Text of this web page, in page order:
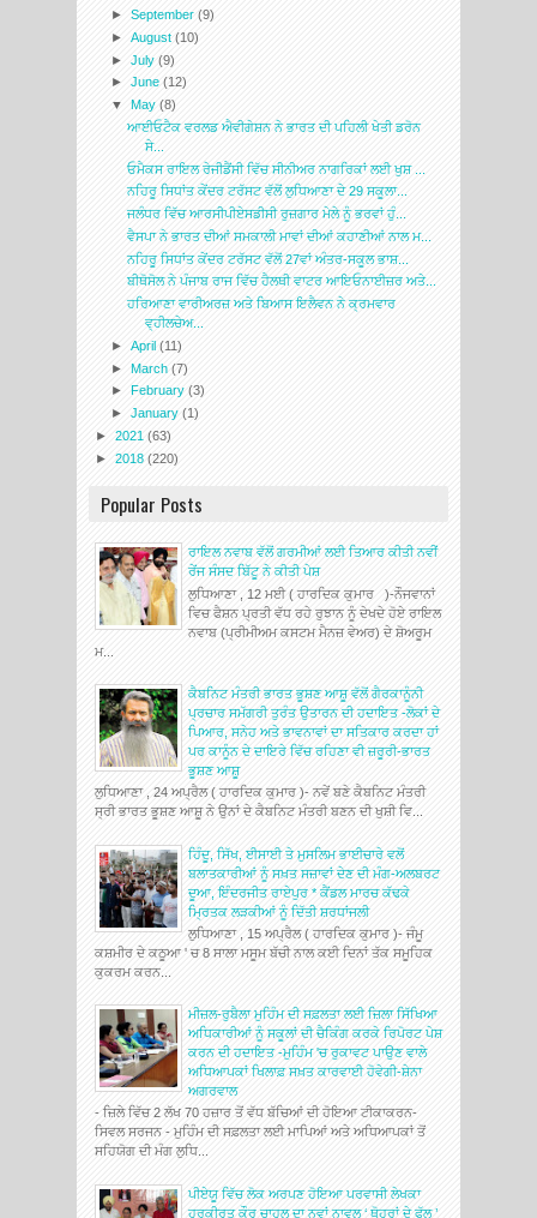
►September(9)
►August(10)
►July(9)
►June(12)
▼ May(8)
ਆਈਓਟੈਕ ਵਰਲਡ ਐਵੀਗੇਸ਼ਨ ਨੇ ਭਾਰਤ ਦੀ ਪਹਿਲੀ ਖੇਤੀ ਡਰੋਨ
ਸੇ...
ਓਮੈਕਸ ਰਾਇਲ ਰੇਜੀਡੈਂਸੀ ਵਿੱਚ ਸੀਨੀਅਰ ਨਾਗਰਿਕਾਂ ਲਈ ਖੁਸ਼ ...
ਨਹਿਰੂ ਸਿਧਾਂਤ ਕੇਂਦਰ ਟਰੱਸਟ ਵੱਲੋਂ ਲੁਧਿਆਣਾ ਦੇ 29 ਸਕੂਲਾ...
ਜਲੰਧਰ ਵਿੱਚ ਆਰਸੀਪੀਏਸਡੀਸੀ ਰੁਜ਼ਗਾਰ ਮੇਲੇ ਨੂੰ ਭਰਵਾਂ ਹੁੰ...
ਵੈਸਪਾ ਨੇ ਭਾਰਤ ਦੀਆਂ ਸਮਕਾਲੀ ਮਾਵਾਂ ਦੀਆਂ ਕਹਾਣੀਆਂ ਨਾਲ ਮ...
ਨਹਿਰੂ ਸਿਧਾਂਤ ਕੇਂਦਰ ਟਰੱਸਟ ਵੱਲੋਂ 27ਵਾਂ ਅੰਤਰ-ਸਕੂਲ ਭਾਸ਼...
ਬੀਥੋਸੋਲ ਨੇ ਪੰਜਾਬ ਰਾਜ ਵਿੱਚ ਹੈਲਥੀ ਵਾਟਰ ਆਇਓਨਾਈਜ਼ਰ ਅਤੇ...
ਹਰਿਆਣਾ ਵਾਰੀਅਰਜ਼ ਅਤੇ ਬਿਆਸ ਇਲੈਵਨ ਨੇ ਕ੍ਰਮਵਾਰ
ਵ੍ਹੀਲਚੇਅ...
►April(11)
►March(7)
►
February(3)
►January(1)
► 2021 (63)
► 2018 (220)
Popular Posts
ਰਾਇਲ ਨਵਾਬ ਵੱਲੋਂ ਗਰਮੀਆਂ ਲਈ ਤਿਆਰ ਕੀਤੀ ਨਵੀਂ
ਰੇਂਜ ਸੰਸਦ ਬਿੱਟੂ ਨੇ ਕੀਤੀ ਪੇਸ਼
ਲੁਧਿਆਣਾ , 12 ਮਈ ( ਹਾਰਦਿਕ ਕੁਮਾਰ )-ਨੌਜਵਾਨਾਂ
ਵਿਚ ਫੈਸ਼ਨ ਪ੍ਰਤੀ ਵੱਧ ਰਹੇ ਰੁਝਾਨ ਨੂੰ ਦੇਖਦੇ ਹੋਏ ਰਾਇਲ
ਨਵਾਬ (ਪ੍ਰੀਮੀਅਮ ਕਸਟਮ ਮੈਨਜ਼ ਵੇਅਰ) ਦੇ ਸ਼ੋਅਰੂਮ
ਮ...
ਕੈਬਨਿਟ ਮੰਤਰੀ ਭਾਰਤ ਭੂਸ਼ਣ ਆਸ਼ੂ ਵੱਲੋਂ ਗੈਰਕਾਨੂੰਨੀ
ਪ੍ਰਚਾਰ ਸਮੱਗਰੀ ਤੁਰੰਤ ਉਤਾਰਨ ਦੀ ਹਦਾਇਤ -ਲੋਕਾਂ ਦੇ
ਪਿਆਰ, ਸਨੇਹ ਅਤੇ ਭਾਵਨਾਵਾਂ ਦਾ ਸਤਿਕਾਰ ਕਰਦਾ ਹਾਂ
ਪਰ ਕਾਨੂੰਨ ਦੇ ਦਾਇਰੇ ਵਿੱਚ ਰਹਿਣਾ ਵੀ ਜ਼ਰੂਰੀ-ਭਾਰਤ
ਭੂਸ਼ਣ ਆਸ਼ੂ
ਲੁਧਿਆਣਾ , 24 ਅਪ੍ਰੈਲ ( ਹਾਰਦਿਕ ਕੁਮਾਰ )- ਨਵੇਂ ਬਣੇ ਕੈਬਨਿਟ ਮੰਤਰੀ
ਸ੍ਰੀ ਭਾਰਤ ਭੂਸ਼ਣ ਆਸ਼ੂ ਨੇ ਉਨਾਂ ਦੇ ਕੈਬਨਿਟ ਮੰਤਰੀ ਬਣਨ ਦੀ ਖੁਸ਼ੀ ਵਿ...
ਹਿੰਦੂ, ਸਿੱਖ, ਈਸਾਈ ਤੇ ਮੁਸਲਿਮ ਭਾਈਚਾਰੇ ਵਲੋਂ
ਬਲਾਤਕਾਰੀਆਂ ਨੂੰ ਸਖ਼ਤ ਸਜ਼ਾਵਾਂ ਦੇਣ ਦੀ ਮੰਗ-ਅਲਬਰਟ
ਦੂਆ, ਇੰਦਰਜੀਤ ਰਾਏਪੁਰ * ਕੈਂਡਲ ਮਾਰਚ ਕੱਢਕੇ
ਮ੍ਰਿਤਕ ਲੜਕੀਆਂ ਨੂੰ ਦਿੱਤੀ ਸ਼ਰਧਾਂਜਲੀ
ਲੁਧਿਆਣਾ , 15 ਅਪ੍ਰੈਲ ( ਹਾਰਦਿਕ ਕੁਮਾਰ )- ਜੰਮੂ
ਕਸ਼ਮੀਰ ਦੇ ਕਠੂਆ ' ਚ 8 ਸਾਲਾ ਮਸੂਮ ਬੱਚੀ ਨਾਲ ਕਈ ਦਿਨਾਂ ਤੱਕ ਸਮੂਹਿਕ
ਕੁਕਰਮ ਕਰਨ...
ਮੀਜ਼ਲ-ਰੁਬੈਲਾ ਮੁਹਿੰਮ ਦੀ ਸਫ਼ਲਤਾ ਲਈ ਜ਼ਿਲਾ ਸਿੱਖਿਆ
ਅਧਿਕਾਰੀਆਂ ਨੂੰ ਸਕੂਲਾਂ ਦੀ ਚੈਕਿੰਗ ਕਰਕੇ ਰਿਪੋਰਟ ਪੇਸ਼
ਕਰਨ ਦੀ ਹਦਾਇਤ -ਮੁਹਿੰਮ 'ਚ ਰੁਕਾਵਟ ਪਾਉਣ ਵਾਲੇ
ਅਧਿਆਪਕਾਂ ਖਿਲਾਫ਼ ਸਖ਼ਤ ਕਾਰਵਾਈ ਹੋਵੇਗੀ-ਸ਼ੇਨਾ
ਅਗਰਵਾਲ
- ਜ਼ਿਲੇ ਵਿੱਚ 2 ਲੱਖ 70 ਹਜ਼ਾਰ ਤੋਂ ਵੱਧ ਬੱਚਿਆਂ ਦੀ ਹੋਇਆ ਟੀਕਾਕਰਨ-
ਸਿਵਲ ਸਰਜਨ - ਮੁਹਿੰਮ ਦੀ ਸਫ਼ਲਤਾ ਲਈ ਮਾਪਿਆਂ ਅਤੇ ਅਧਿਆਪਕਾਂ ਤੋਂ
ਸਹਿਯੋਗ ਦੀ ਮੰਗ ਲੁਧਿ...
ਪੀਏਯੂ ਵਿੱਚ ਲੋਕ ਅਰਪਣ ਹੋਇਆ ਪਰਵਾਸੀ ਲੇਖਕਾ
ਹਰਕੀਰਤ ਕੌਰ ਚਾਹਲ ਦਾ ਨਵਾਂ ਨਾਵਲ ‘ ਥੋਹਰਾਂ ਦੇ ਫੁੱਲ ’